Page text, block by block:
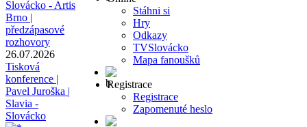
Slovácko - Artis
Brno |
předzápasové
rozhovory
26.07.2026
Tisková
konference |
Pavel Juroška |
Slavia -
Slovácko
Stáhni si
Hry
Odkazy
TVSlovácko
Mapa fanoušků
Registrace
Registrace
Zapomenuté heslo